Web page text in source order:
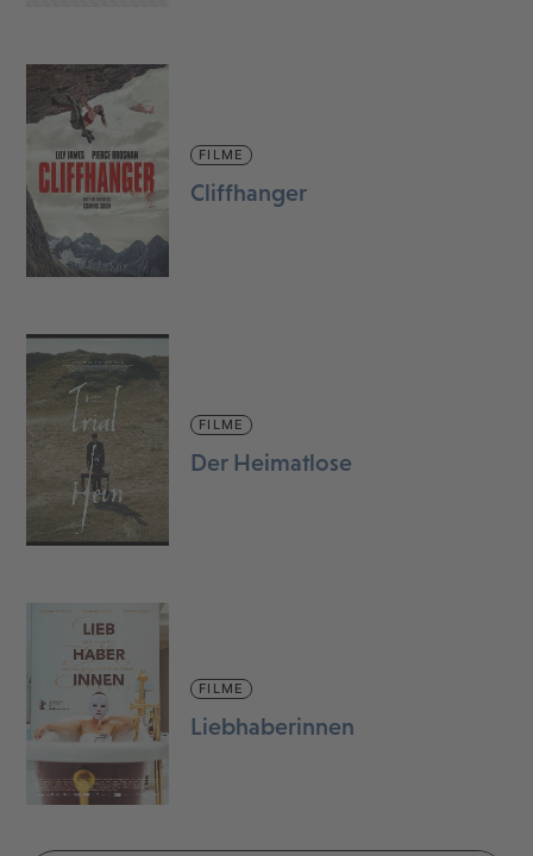
FILME
Cliffhanger
FILME
Der Heimatlose
FILME
Liebhaberinnen